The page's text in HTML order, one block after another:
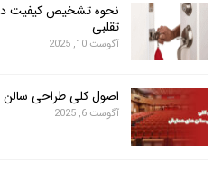
نحوه تشخیص کیفیت درب
تقلبی
آگوست 10, 2025
اصول کلی طراحی سالن های
آگوست 6, 2025